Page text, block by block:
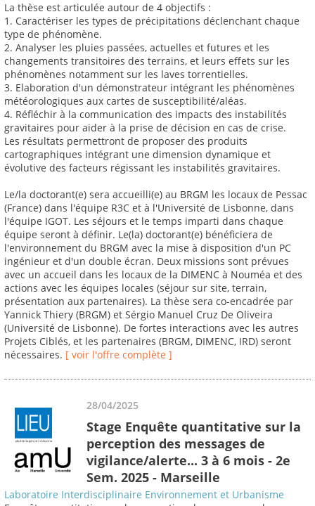
La thèse est articulée autour de 4 objectifs :
1. Caractériser les types de précipitations déclenchant chaque
type de phénomène.
2. Analyser les pluies passées, actuelles et futures et les
changements transitoires des terrains, et leurs effets sur les
phénomènes notamment sur les laves torrentielles.
3. Elaboration d'un démonstrateur intégrant les phénomènes
météorologiques aux cartes de susceptibilité/aléas.
4. Réfléchir à la communication des impacts des instabilités
gravitaires pour aider à la prise de décision en cas de crise.
Les résultats permettront de proposer des produits
cartographiques intégrant une dimension dynamique et
évolutive des facteurs régissant les instabilités gravitaires.
Le/la doctorant(e) sera accueilli(e) au BRGM les locaux de Pessac
(France) dans l'équipe R3C et à l'Université de Lisbonne, dans
l'équipe IGOT. Les séjours et le temps imparti dans chaque
équipe seront à définir. Le(la) doctorant(e) bénéficiera de
l'environnement du BRGM avec la mise à disposition d'un PC
ingénieur et d'un double écran. Deux missions sont prévues
avec un accueil dans les locaux de la DIMENC à Nouméa et des
actions avec les équipes locales (séjour sur site, terrain,
présentation aux partenaires). La thèse sera co-encadrée par
Yannick Thiery (BRGM) et Sérgio Manuel Cruz De Oliveira
(Université de Lisbonne). De fortes interactions avec les autres
Projets Ciblés, et les partenaires (BRGM, DIMENC, IRD) seront
nécessaires. [ voir l'offre complète ]
28/04/2025
Stage Enquête quantitative sur la
perception des messages de
vigilance/alerte... 3 à 6 mois - 2e
Sem. 2025 - Marseille
Laboratoire Interdisciplinaire Environnement et Urbanisme